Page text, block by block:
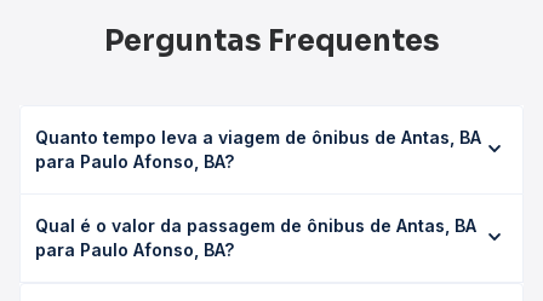
Perguntas Frequentes
Quanto tempo leva a viagem de ônibus de Antas, BA
para Paulo Afonso, BA?
leva em média 2h 56min, podendo variar conforme a
viação, o tipo de serviço (convencional, executivo ou
Qual é o valor da passagem de ônibus de Antas, BA
para Paulo Afonso, BA?